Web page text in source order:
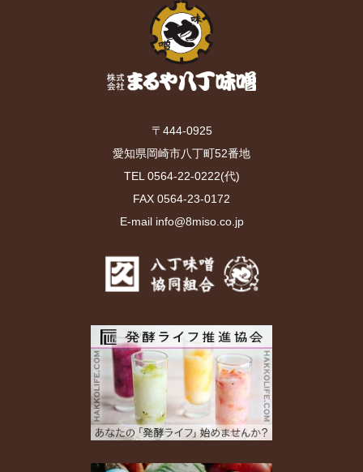
〒444-0925
愛知県岡崎市八丁町52番地
TEL 0564-22-0222(代)
FAX 0564-23-0172
E-mail info@8miso.co.jp